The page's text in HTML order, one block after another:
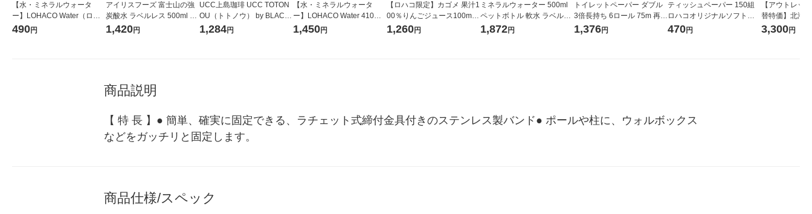
【水・ミネラルウォータ
ー】LOHACO Water（ロハ
コウォーター）2L ラベルレ
490円
アイリスフーズ 富士山の強
炭酸水 ラベルレス 500ml 1
箱（24本入）
1,420円
UCC上島珈琲 UCC TOTON
OU（トトノウ） by BLACK
無糖 500ml 1セット（6本）
1,284円
【水・ミネラルウォータ
ー】LOHACO Water 410ml
1箱（20本入）ラベルレス
1,450円
【ロハコ限定】カゴメ 果汁1
00％りんごジュース100ml 1
箱（18本入）オリジナル
1,260円
ミネラルウォーター 500ml
ペットボトル 軟水 ラベルレ
ス 1セット（48本）天然水
1,872円
トイレットペーパー ダブル
3倍長持ち 6ロール 75m 再生
紙配合 スコッティフラワー
1,376円
ティッシュペーパー 150組
ロハコオリジナルソフトパ
ックティッシュ フィオナ オ
470円
【アウトレッ
替特価】北海
か 無洗米 5kg
3,300円
商品説明
【 特 長 】● 簡単、確実に固定できる、ラチェット式締付金具付きのステンレス製バンド● ポールや柱に、ウォルボックス
などをガッチリと固定します。
商品仕様/スペック